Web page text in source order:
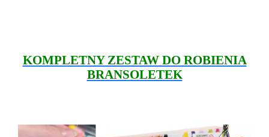
KOMPLETNY ZESTAW DO ROBIENIA
BRANSOLETEK